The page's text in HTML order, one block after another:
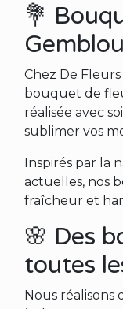
💐
Chez De
bouquet de
réalisée avec
sublimer vos
Inspirés par la
actuelles, nos
fraîcheur et
🌸 Des
toutes
Nous réalisons